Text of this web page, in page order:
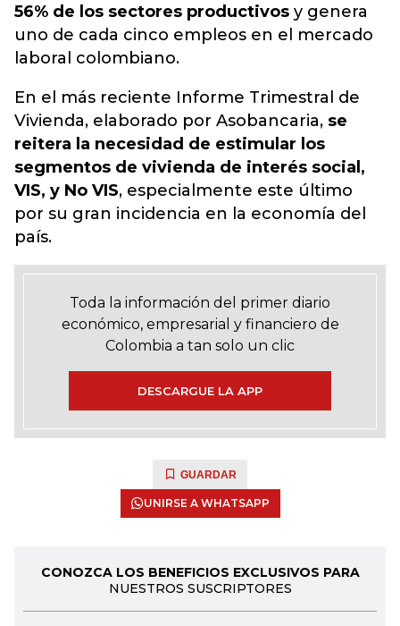
56% de los sectores productivos y genera
uno de cada cinco empleos en el mercado
laboral colombiano.
En el más reciente Informe Trimestral de
Vivienda, elaborado por Asobancaria, se
reitera la necesidad de estimular los
segmentos de vivienda de interés social,
VIS, y No VIS, especialmente este último
por su gran incidencia en la economía del
país.
Toda la información del primer diario
económico, empresarial y financiero de
Colombia a tan solo un clic
DESCARGUE LA APP
GUARDAR
UNIRSE A WHATSAPP
CONOZCA LOS BENEFICIOS EXCLUSIVOS PARA
NUESTROS SUSCRIPTORES